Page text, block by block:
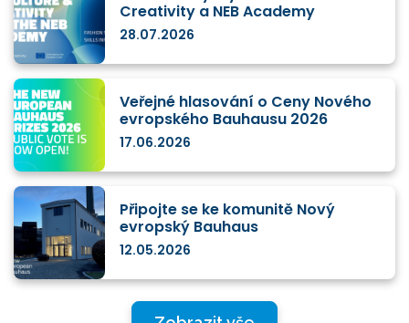
Creativity a NEB Academy
28.07.2026
Veřejné hlasování o Ceny Nového
evropského Bauhausu 2026
17.06.2026
Připojte se ke komunitě Nový
evropský Bauhaus
12.05.2026